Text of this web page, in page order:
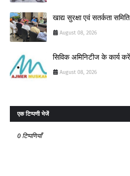
खाद्य सुरक्षा एवं सतर्कता
August 08, 2026
सिविक अमिनिटीज के कार्य
August 08, 2026
एक टिप्पणी भेजें
0 टिप्पणियाँ